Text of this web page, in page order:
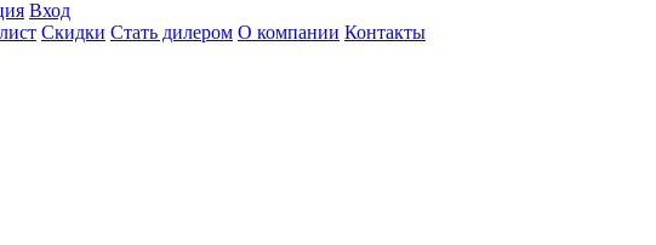
Вход
Скидки Стать дилером О компании Контакты